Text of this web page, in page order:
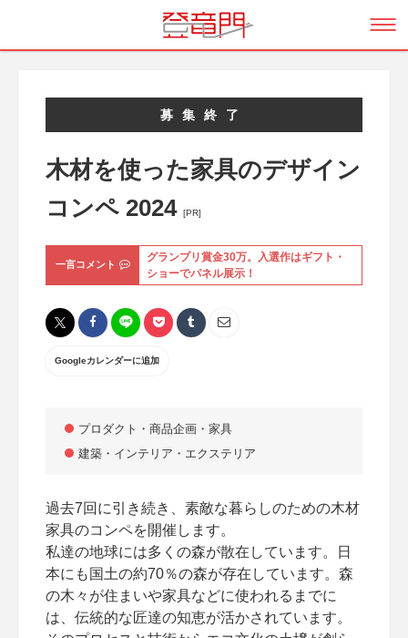
募集終了
木材を使った家具のデザイン
コンペ 2024 [PR]
一言コメント
グランプリ賞金30万。入選作はギフト・
ショーでパネル展示！
Googleカレンダーに追加
プロダクト・商品企画・家具
建築・インテリア・エクステリア
過去7回に引き続き、素敵な暮らしのための木材
家具のコンペを開催します。
私達の地球には多くの森が散在しています。日
本にも国土の約70％の森が存在しています。森
の木々が住まいや家具などに使われるまでに
は、伝統的な匠達の知恵が活かされています。